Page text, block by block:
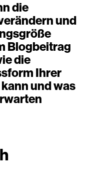
die
und
Blogbeitrag
die
Ihrer
und was